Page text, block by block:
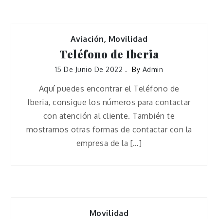
Aviación, Movilidad
Teléfono de Iberia
15 De Junio De 2022 By Admin
Aquí puedes encontrar el Teléfono de
Iberia, consigue los números para contactar
con atención al cliente. También te
mostramos otras formas de contactar con la
empresa de la […]
Movilidad